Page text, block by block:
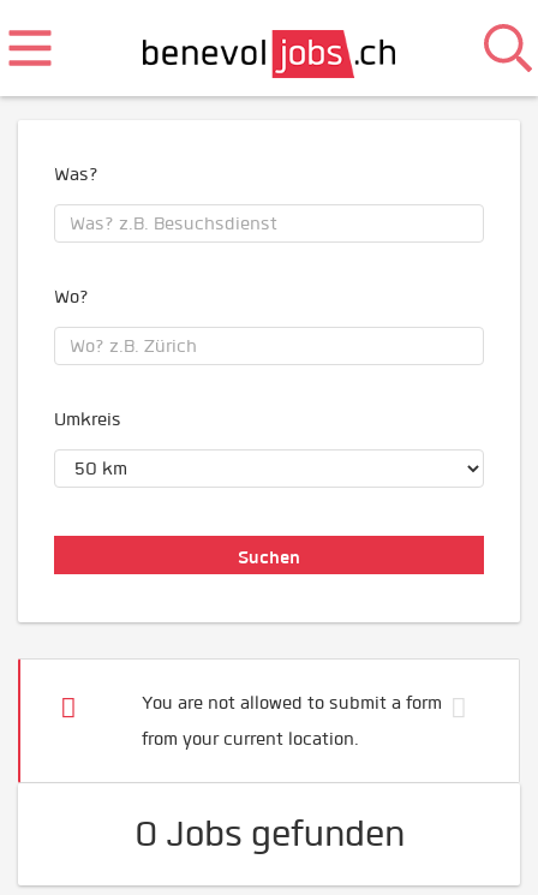
Was?
Wo?
Umkreis
You are not allowed to submit a form
from your current location.
0 Jobs gefunden